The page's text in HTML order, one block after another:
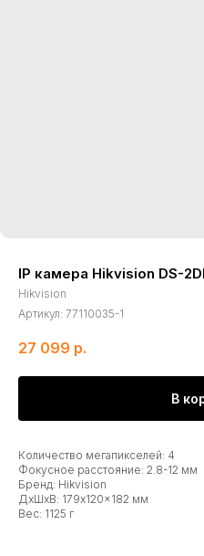
IP камера Hikvision DS-
Hikvision
Артикул: 77110035-1
27 099 р.
В
Количество мегапикселей: 4
Фокусное расстояние: 2.8-12 мм
Бренд: Hikvision
ДxШxВ: 179x120x182 мм
Вес: 1125 г